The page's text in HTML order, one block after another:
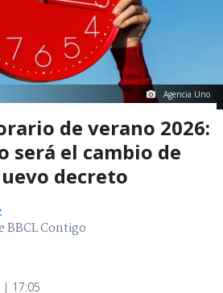
Agencia Uno
de verano 2026:
será el cambio de
decreto
BBCL Contigo
| 17:05